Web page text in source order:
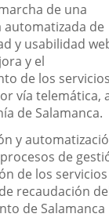
de una
de
y usabilidad
y el
de los servicios
vía telemática,
de Salamanca.
y
de
de los servicios
recaudación
de Salamanca